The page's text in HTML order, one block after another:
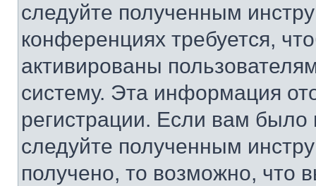
следуйте полученным
конференциях требуется,
активированы
систему. Эта информация
регистрации. Если вам
следуйте полученным
получено, то возможно, что